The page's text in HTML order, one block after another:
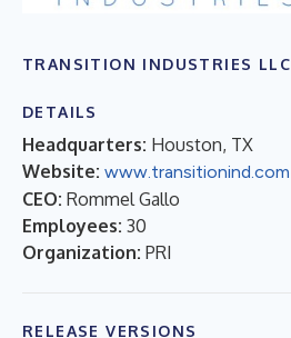
TRANSITION INDUSTRIES LLC
DETAILS
Headquarters: Houston, TX
Website: www.transitionind.com
CEO: Rommel Gallo
Employees: 30
Organization: PRI
RELEASE VERSIONS